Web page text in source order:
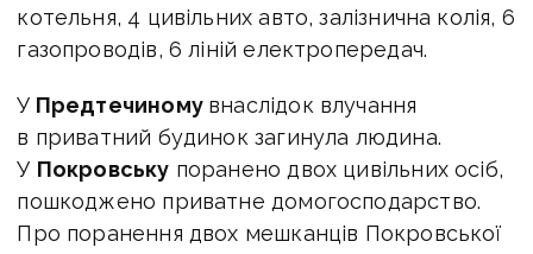
котельня, 4 цивільних авто, залізнична колія, 6
газопроводів, 6 ліній електропередач.
У Предтечиному внаслідок влучання
в приватний будинок загинула людина.
У Покровську поранено двох цивільних осіб,
пошкоджено приватне домогосподарство.
Про поранення двох мешканців Покровської